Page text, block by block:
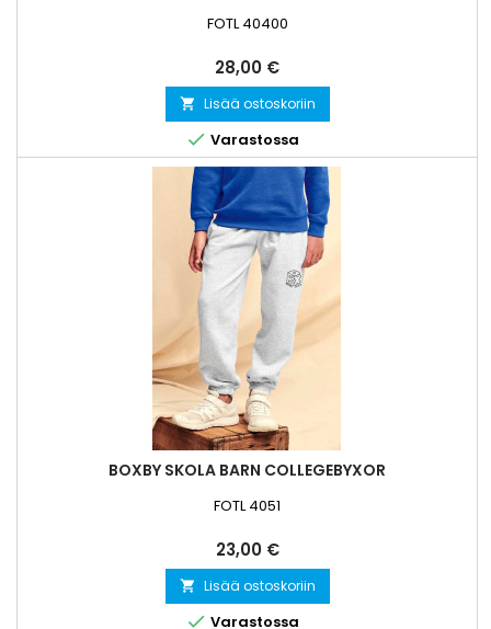
FOTL 40400
Hinta
28,00 €
 Lisää ostoskoriin
 Varastossa
BOXBY SKOLA BARN COLLEGEBYXOR
FOTL 4051
Hinta
23,00 €
 Lisää ostoskoriin
 Varastossa